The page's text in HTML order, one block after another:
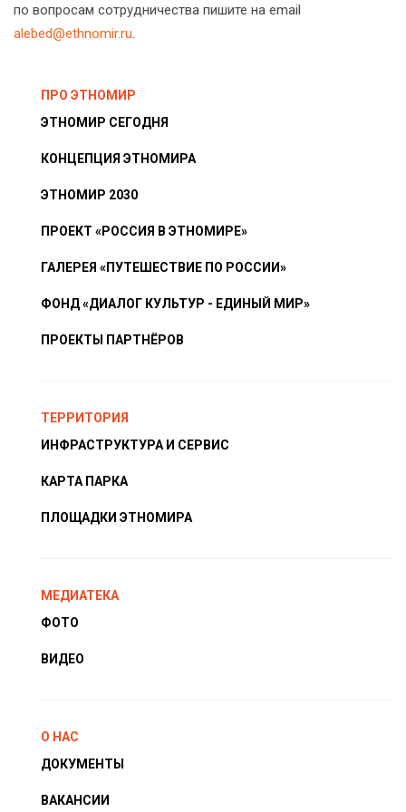
по вопросам сотрудничества пишите на email
alebed@ethnomir.ru.
ПРО ЭТНОМИР
ЭТНОМИР СЕГОДНЯ
КОНЦЕПЦИЯ ЭТНОМИРА
ЭТНОМИР 2030
ПРОЕКТ «РОССИЯ В ЭТНОМИРЕ»
ГАЛЕРЕЯ «ПУТЕШЕСТВИЕ ПО РОССИИ»
ФОНД «ДИАЛОГ КУЛЬТУР - ЕДИНЫЙ МИР»
ПРОЕКТЫ ПАРТНЁРОВ
ТЕРРИТОРИЯ
ИНФРАСТРУКТУРА И СЕРВИС
КАРТА ПАРКА
ПЛОЩАДКИ ЭТНОМИРА
МЕДИАТЕКА
ФОТО
ВИДЕО
О НАС
ДОКУМЕНТЫ
ВАКАНСИИ